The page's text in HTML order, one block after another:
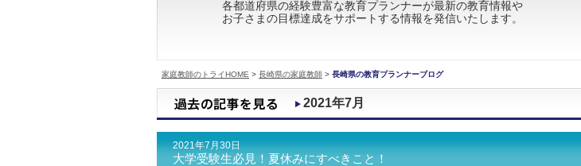
各都道府県の経験豊富な教育プランナーが最新の教育情報や
お子さまの目標達成をサポートする情報を発信いたします。
家庭教師のトライHOME > 長崎県の家庭教師 > 長崎県の教育プランナーブログ
2021年7月
2021年7月30日
大学受験生必見！夏休みにすべきこと！